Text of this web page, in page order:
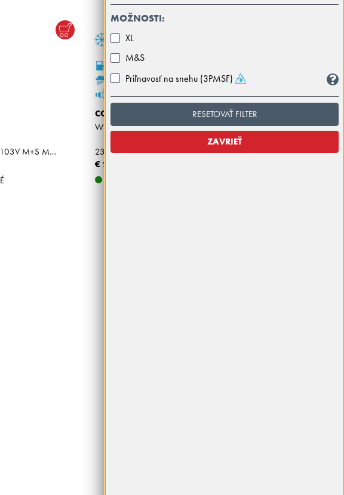
235/55R17 103V M+S MFS XL
C
B
71dB
CONTINENTAL
WINTERCONTACT TS 870 P
235/55R17 99H M+S
€ 221,00
MOŽNOSTI:
XL
M&S
Priľnavosť na snehu (3PMSF)
RESETOVAŤ FILTER
ZAVRIEŤ